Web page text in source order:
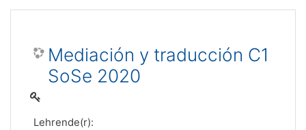
Mediación y traducción C1
SoSe 2020
Lehrende(r):